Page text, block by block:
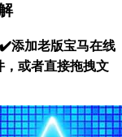
添加老版宝马在线
，或者直接拖拽文